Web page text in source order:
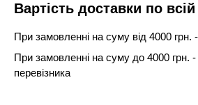
Вартість доставки по всій
При замовленні на суму від 4000 грн.
При замовленні на суму до 4000 грн.
перевізника